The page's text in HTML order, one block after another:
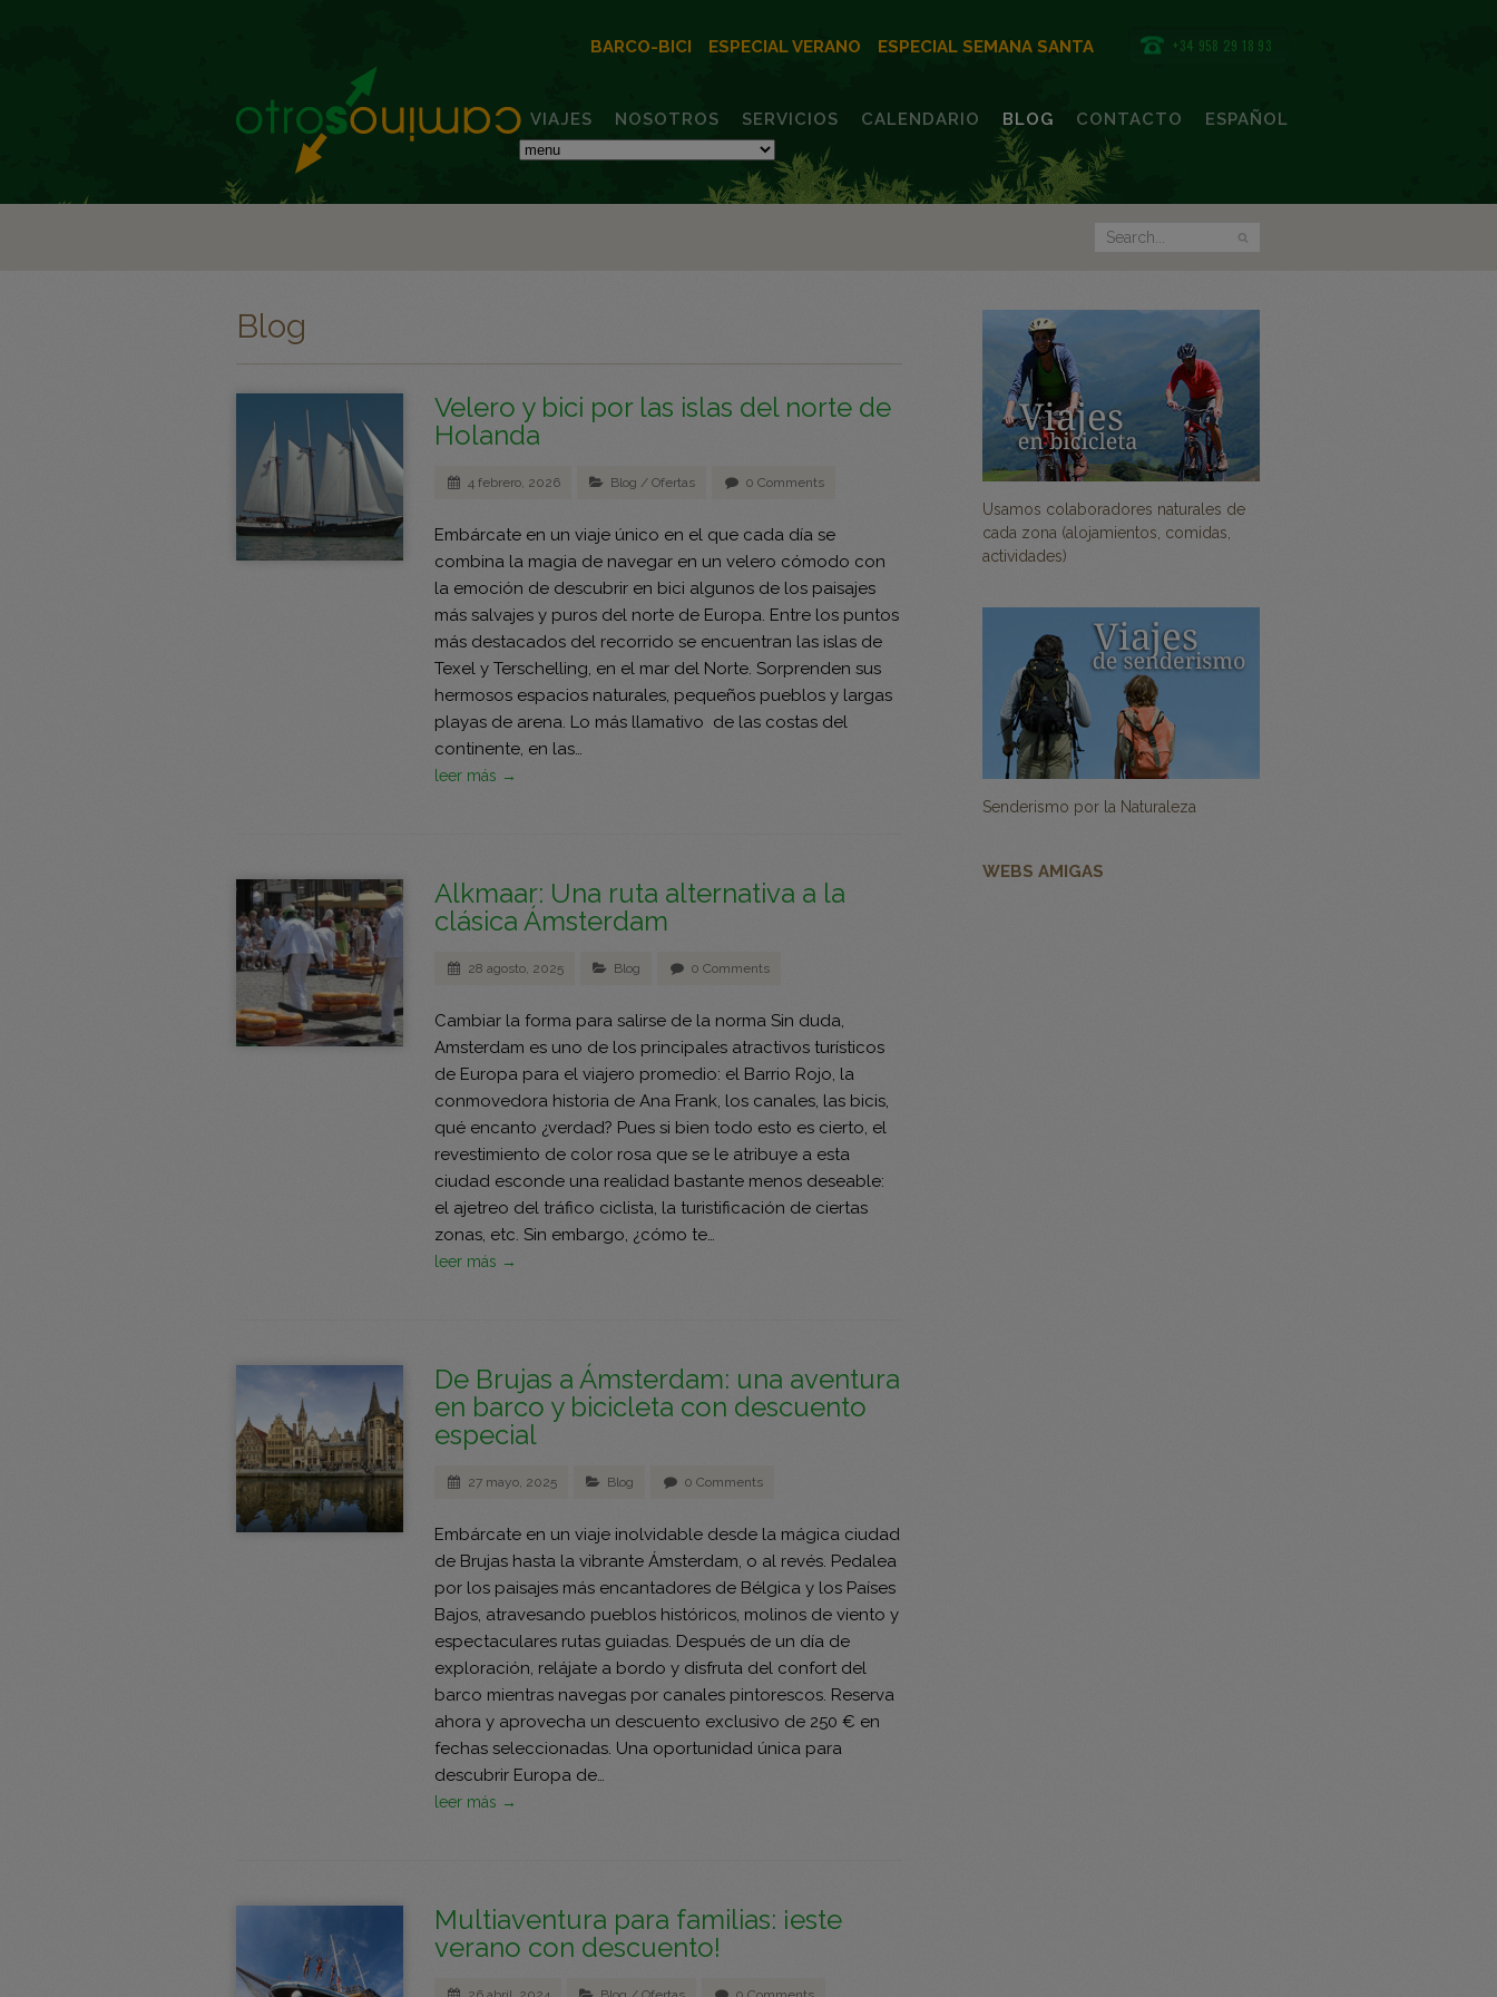
BARCO-BICI ESPECIAL VERANO ESPECIAL SEMANA SANTA +34 958 29 18 93
VIAJES NOSOTROS SERVICIOS CALENDARIO BLOG CONTACTO ESPAÑOL
Blog
Velero y bici por las islas del norte de
Holanda
4 febrero, 2026 Blog / Ofertas 0 Comments
Embárcate en un viaje único en el que cada día se
combina la magia de navegar en un velero cómodo con
la emoción de descubrir en bici algunos de los paisajes
más salvajes y puros del norte de Europa. Entre los puntos
más destacados del recorrido se encuentran las islas de
Texel y Terschelling, en el mar del Norte. Sorprenden sus
hermosos espacios naturales, pequeños pueblos y largas
playas de arena. Lo más llamativo de las costas del
continente, en las…
leer más →
Alkmaar: Una ruta alternativa a la
clásica Ámsterdam
28 agosto, 2025 Blog 0 Comments
Cambiar la forma para salirse de la norma Sin duda,
Amsterdam es uno de los principales atractivos turísticos
de Europa para el viajero promedio: el Barrio Rojo, la
conmovedora historia de Ana Frank, los canales, las bicis,
qué encanto ¿verdad? Pues si bien todo esto es cierto, el
revestimiento de color rosa que se le atribuye a esta
ciudad esconde una realidad bastante menos deseable:
el ajetreo del tráfico ciclista, la turistificación de ciertas
zonas, etc. Sin embargo, ¿cómo te…
leer más →
De Brujas a Ámsterdam: una aventura
en barco y bicicleta con descuento
especial
27 mayo, 2025 Blog 0 Comments
Embárcate en un viaje inolvidable desde la mágica ciudad
de Brujas hasta la vibrante Ámsterdam, o al revés. Pedalea
por los paisajes más encantadores de Bélgica y los Países
Bajos, atravesando pueblos históricos, molinos de viento y
espectaculares rutas guiadas. Después de un día de
exploración, relájate a bordo y disfruta del confort del
barco mientras navegas por canales pintorescos. Reserva
ahora y aprovecha un descuento exclusivo de 250 € en
fechas seleccionadas. Una oportunidad única para
descubrir Europa de…
leer más →
Multiaventura para familias: ¡este
verano con descuento!
Usamos colaboradores naturales de
cada zona (alojamientos, comidas,
actividades)
Senderismo por la Naturaleza
WEBS AMIGAS